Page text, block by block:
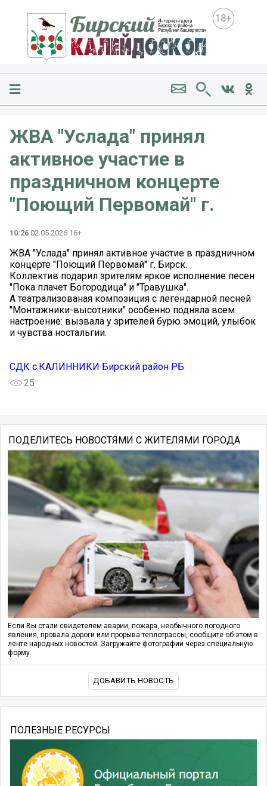
18+
ЖВА "Услада" принял
активное участие в
праздничном концерте
"Поющий Первомай" г.
10:26 02.05.2026 16+
ЖВА "Услада" принял активное участие в праздничном
концерте "Поющий Первомай" г. Бирск.
Коллектив подарил зрителям яркое исполнение песен
"Пока плачет Богородица" и "Травушка".
А театрализованая композиция с легендарной песней
"Монтажники-высотники" особенно подняла всем
настроение: вызвала у зрителей бурю эмоций, улыбок
и чувства ностальгии.
СДК с.КАЛИННИКИ Бирский район РБ
25
ПОДЕЛИТЕСЬ НОВОСТЯМИ С ЖИТЕЛЯМИ ГОРОДА
Если Вы стали свидетелем аварии, пожара, необычного погодного
явления, провала дороги или прорыва теплотрассы, сообщите об этом в
ленте народных новостей. Загружайте фотографии через специальную
форму.
ДОБАВИТЬ НОВОСТЬ
ПОЛЕЗНЫЕ РЕСУРСЫ